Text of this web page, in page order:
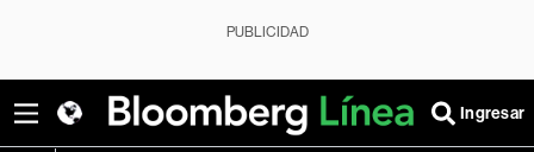
PUBLICIDAD
Ingresar